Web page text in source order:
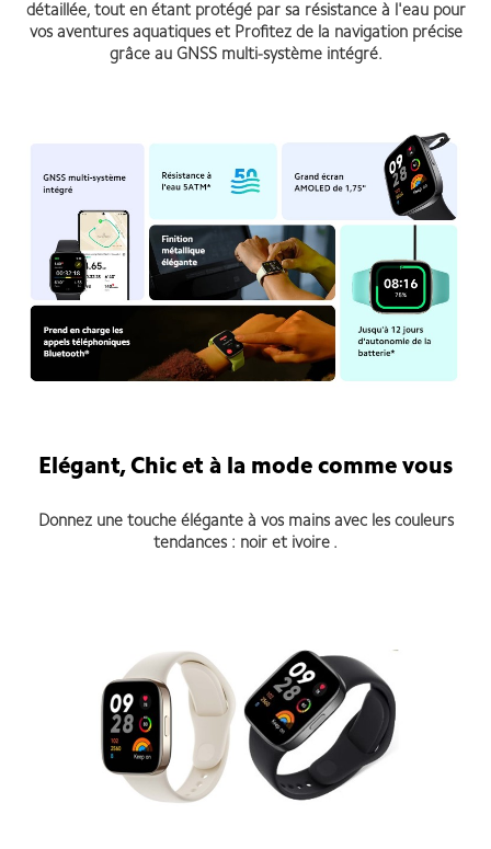
détaillée, tout en étant protégé par sa résistance à l'eau pour
vos aventures aquatiques et Profitez de la navigation précise
grâce au GNSS multi-système intégré.
Elégant, Chic et à la mode comme vous
Donnez une touche élégante à vos mains avec les couleurs
tendances : noir et ivoire .